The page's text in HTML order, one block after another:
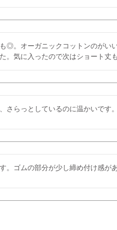
◎。オーガニックコットンのがい
。気に入ったので次はショート丈
さらっとしているのに温かいです。
。ゴムの部分が少し締め付け感が